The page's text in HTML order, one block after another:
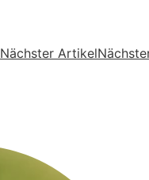
Nächster Artikel